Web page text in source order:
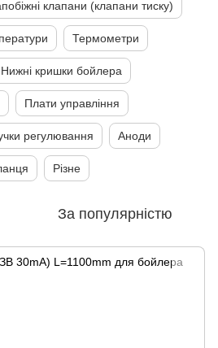
клапани (клапани тиску)
Термометри
Нижні кришки бойлера
Плати управління
регулювання Аноди
Різне
За популярністю